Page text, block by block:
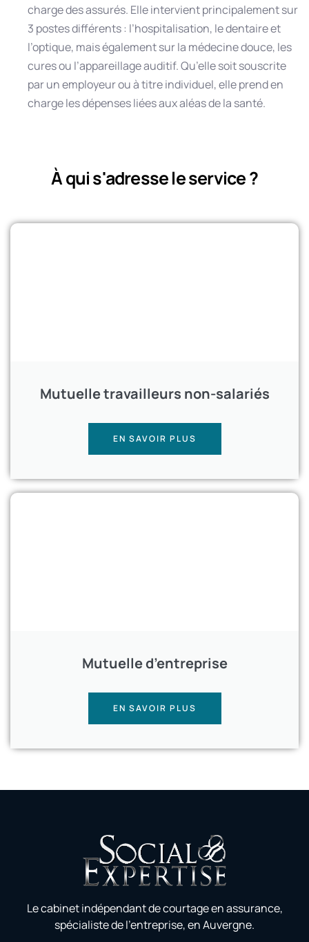
charge des assurés. Elle intervient principalement sur
3 postes différents : l’hospitalisation, le dentaire et
l’optique, mais également sur la médecine douce, les
cures ou l’appareillage auditif. Qu’elle soit souscrite
par un employeur ou à titre individuel, elle prend en
charge les dépenses liées aux aléas de la santé.
À qui s'adresse le service ?
Mutuelle travailleurs non-salariés
EN SAVOIR PLUS
Mutuelle d’entreprise
EN SAVOIR PLUS
Le cabinet indépendant de courtage en assurance,
spécialiste de l’entreprise, en Auvergne.